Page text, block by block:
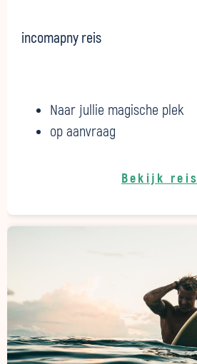
incomapny reis
Naar jullie magische plek
op aanvraag
Bekijk reis